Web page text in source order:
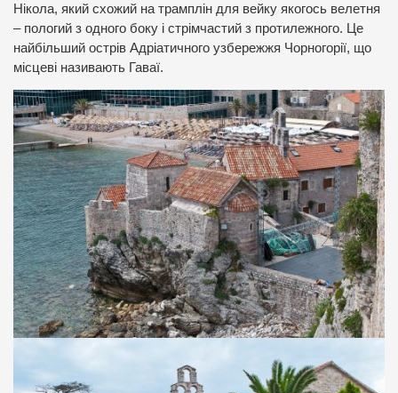
Нікола, який схожий на трамплін для вейку якогось велетня
– пологий з одного боку і стрімчастий з протилежного. Це
найбільший острів Адріатичного узбережжя Чорногорії, що
місцеві називають Гаваї.